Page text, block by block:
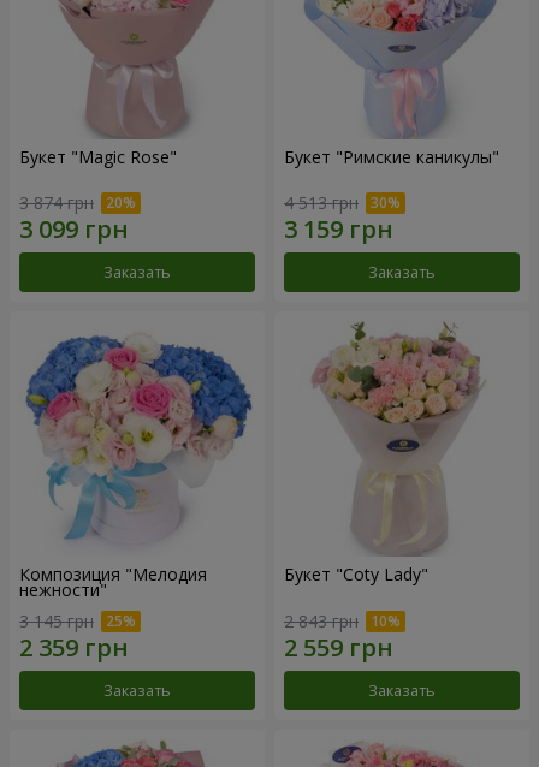
Букет "Magic Rose"
3 874 грн
Заказать
Букет "Римские каникулы"
4 513 грн
Заказать
Композиция "Мелодия
нежности"
3 145 грн
Заказать
Букет "Coty Lady"
2 843 грн
Заказать